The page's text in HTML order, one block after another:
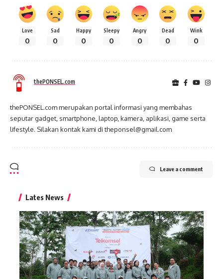
Love
0
Sad
0
Happy
0
Sleepy
0
Angry
0
Dead
0
Wink
0
thePONSEL.com
thePONSEL.com merupakan portal informasi yang membahas
seputar gadget, smartphone, laptop, kamera, aplikasi, game serta
lifestyle. Silakan kontak kami di theponsel@gmail.com
Leave a comment
Lates News